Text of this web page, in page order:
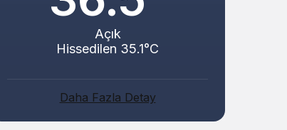
Açık
Hissedilen 35.1°C
Daha Fazla Detay
Abacı ve Abul Ailelerinin Mutlu Günü!